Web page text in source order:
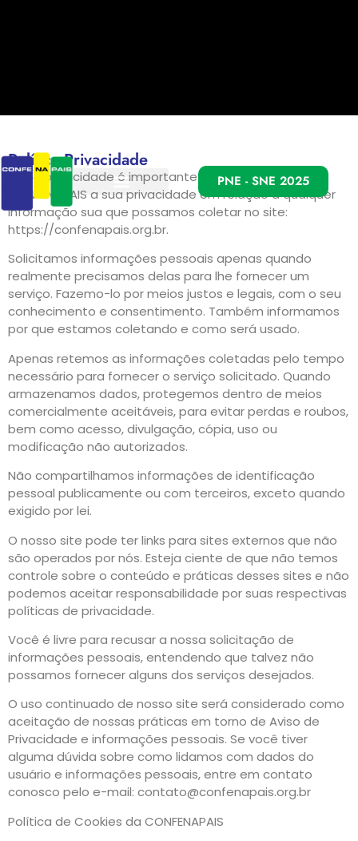
PNE - SNE 2025
Política Privacidade
A sua privacidade é importante para nós. É política
CONFENAPAIS a sua privacidade em relação a qualquer
informação sua que possamos coletar no site:
https://confenapais.org.br.
Solicitamos informações pessoais apenas quando
realmente precisamos delas para lhe fornecer um
serviço. Fazemo-lo por meios justos e legais, com o seu
conhecimento e consentimento. Também informamos
por que estamos coletando e como será usado.
Apenas retemos as informações coletadas pelo tempo
necessário para fornecer o serviço solicitado. Quando
armazenamos dados, protegemos dentro de meios
comercialmente aceitáveis, para evitar perdas e roubos,
bem como acesso, divulgação, cópia, uso ou
modificação não autorizados.
Não compartilhamos informações de identificação
pessoal publicamente ou com terceiros, exceto quando
exigido por lei.
O nosso site pode ter links para sites externos que não
são operados por nós. Esteja ciente de que não temos
controle sobre o conteúdo e práticas desses sites e não
podemos aceitar responsabilidade por suas respectivas
políticas de privacidade.
Você é livre para recusar a nossa solicitação de
informações pessoais, entendendo que talvez não
possamos fornecer alguns dos serviços desejados.
O uso continuado de nosso site será considerado como
aceitação de nossas práticas em torno de Aviso de
Privacidade e informações pessoais. Se você tiver
alguma dúvida sobre como lidamos com dados do
usuário e informações pessoais, entre em contato
conosco pelo e-mail: contato@confenapais.org.br
Política de Cookies da CONFENAPAIS